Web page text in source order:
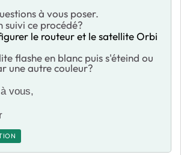
à vous poser.
suivi ce procédé?
le routeur et le satellite Orbi
flashe en blanc puis s'éteind ou
une autre couleur?
vous,